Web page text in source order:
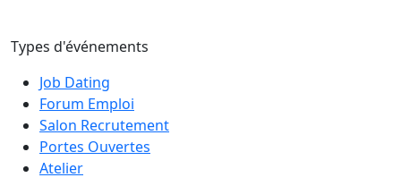
Types d'événements
Job Dating
Forum Emploi
Salon Recrutement
Portes Ouvertes
Atelier